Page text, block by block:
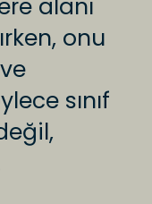
alanı
onu
sınıf